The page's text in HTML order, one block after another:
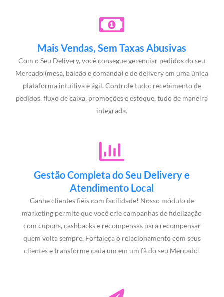
Mais Vendas, Sem Taxas Abusivas
Com o Seu Delivery, você consegue gerenciar pedidos do seu
Mercado (mesa, balcão e comanda) e de delivery em uma única
plataforma intuitiva e ágil. Controle tudo: recebimento de
pedidos, fluxo de caixa, promoções e estoque, tudo de maneira
integrada.
Gestão Completa do Seu Delivery e
Atendimento Local
Ganhe clientes fiéis com facilidade! Nosso módulo de
marketing permite que você crie campanhas de fidelização
com cupons, cashbacks e recompensas para recompensar
quem volta sempre. Fortaleça o relacionamento com seus
clientes e transforme cada um em um fã do seu Mercado!